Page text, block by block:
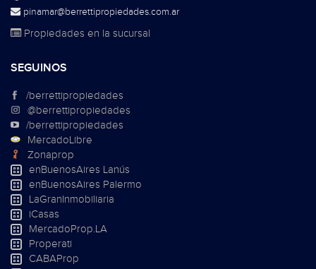
pinamar@berrettipropiedades.com.ar
Propiedades en la sucursal
SEGUINOS
/berrettipropiedades
@berrettipropiedades
/berrettipropiedades
MercadoLibre
Zonaprop
enBuenosAires Lanús
enBuenosAires Palermo
LaGranInmobiliaria
iCasas
MercadoProp.LA
Properati
CABAProp